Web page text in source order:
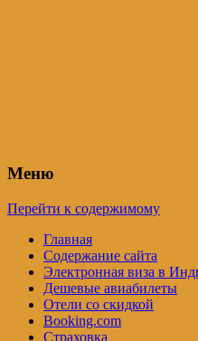
Меню
Перейти к содержимому
Главная
Содержание сайта
Электронная виза в
Дешевые авиабилеты
Отели со скидкой
Booking.com
Страховка